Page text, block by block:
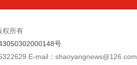
权所有
号
E-mail：shaoyangnews@126.com